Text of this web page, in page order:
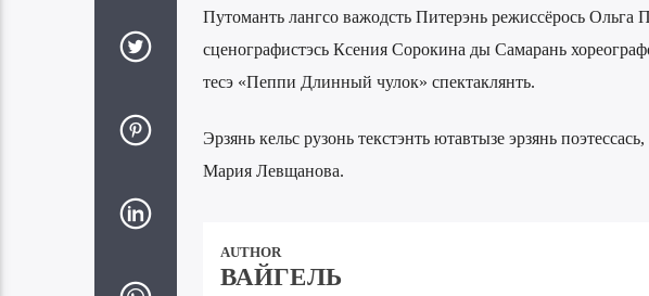
Путоманть лангсо важодсть Питерэнь режиссёрось Ольга
сценографистэсь Ксения Сорокина ды Самарань
тесэ «Пеппи Длинный чулок» спектаклянть.
Эрзянь кельс рузонь текстэнть ютавтызе эрзянь
Мария Левщанова.
AUTHOR
ВАЙГЕЛЬ